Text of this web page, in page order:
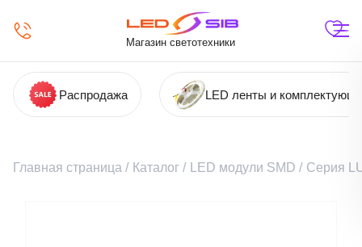
Магазин светотехники
Распродажа LED ленты и
Главная страница / Каталог / LED модули SMD / Серия